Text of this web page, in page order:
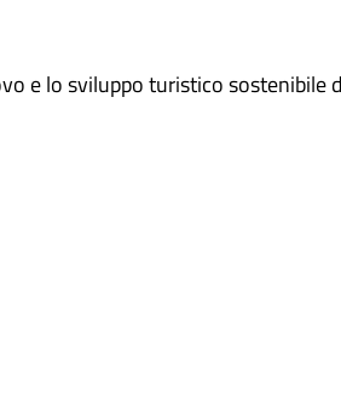
e lo sviluppo turistico sostenibile